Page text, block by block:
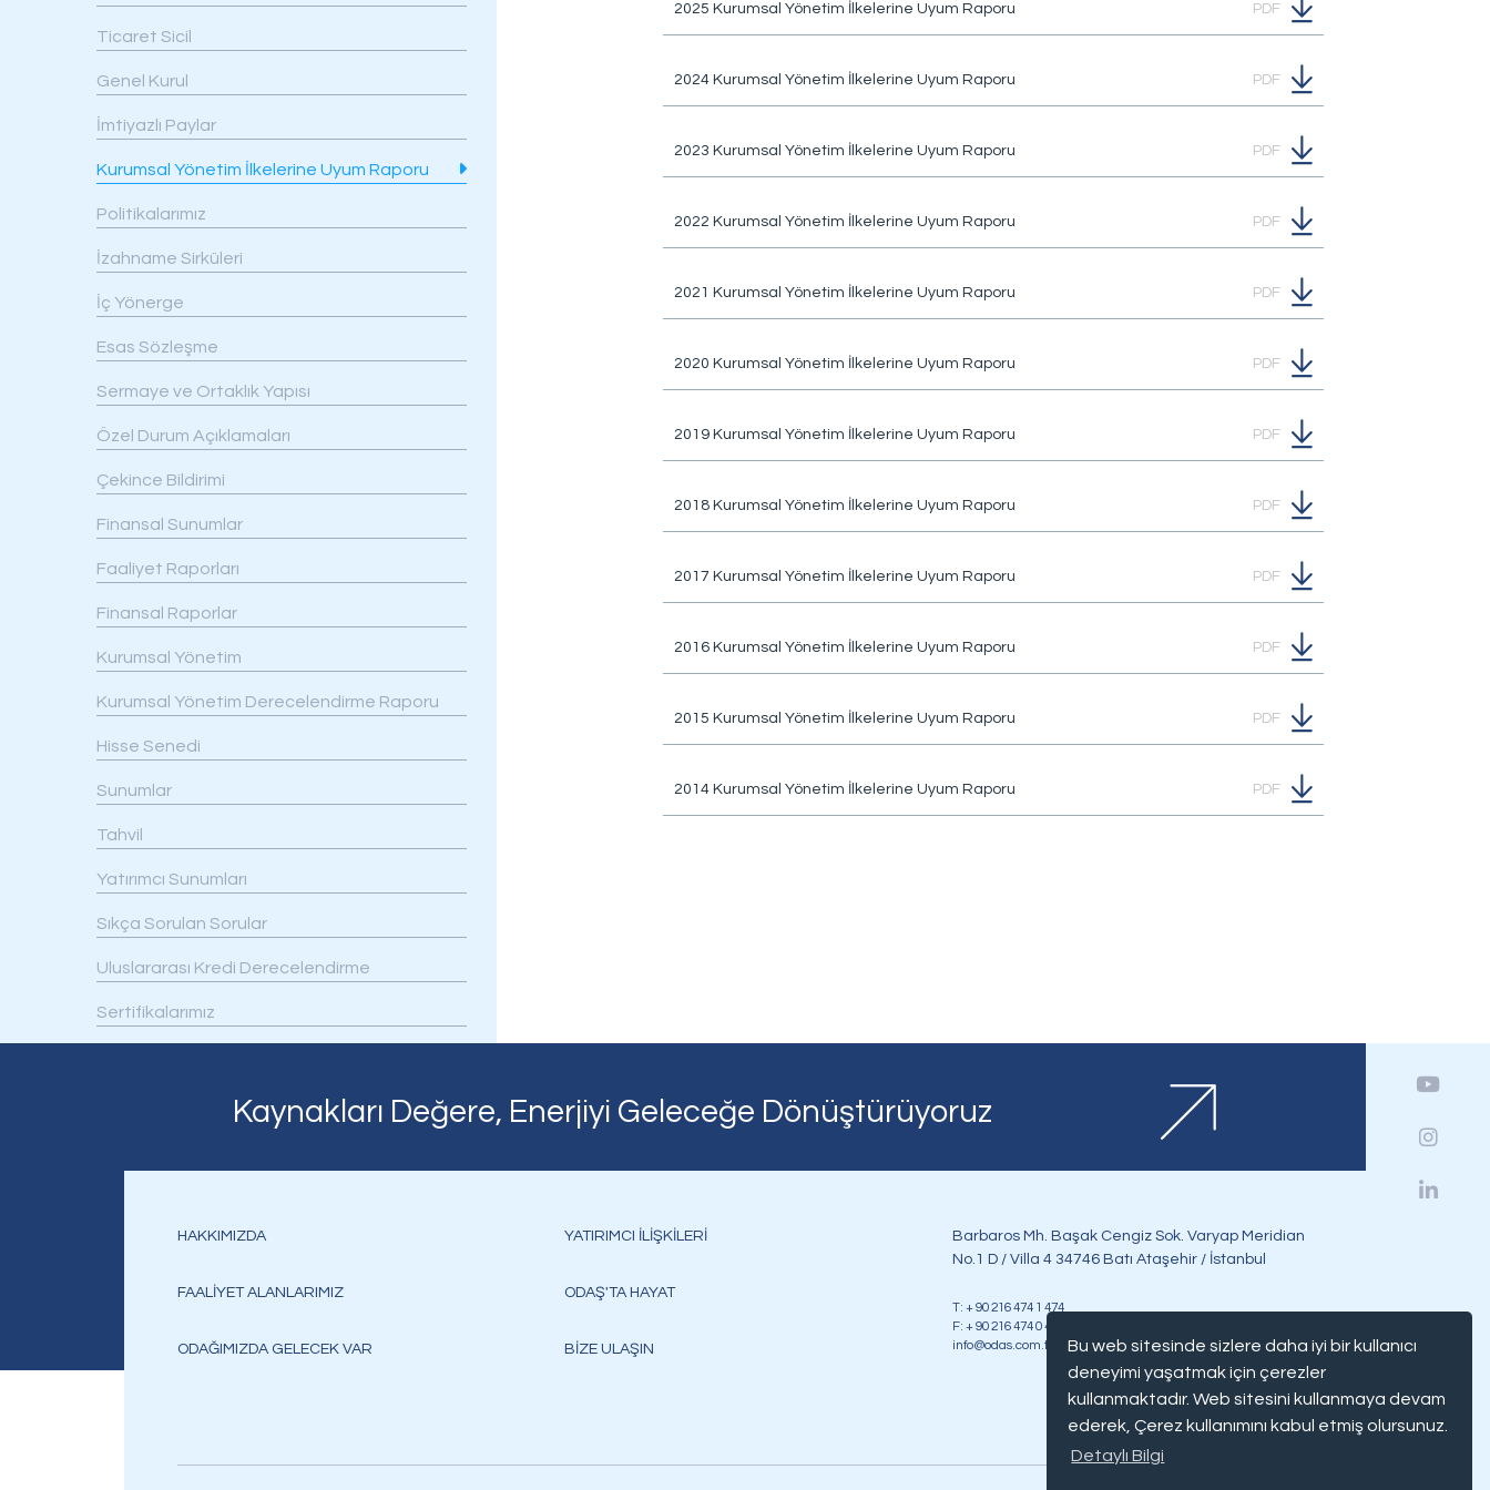
Bu web sitesinde sizlere daha iyi bir kullanıcı
deneyimi yaşatmak için çerezler
kullanmaktadır. Web sitesini kullanmaya devam
ederek, Çerez kullanımını kabul etmiş olursunuz.
Detaylı Bilgi
Odaş’ta
Ticaret Sicil
Genel Kurul
İmtiyazlı Paylar
Kurumsal Yönetim İlkelerine Uyum Raporu
Politikalarımız
İzahname Sirküleri
İç Yönerge
Esas Sözleşme
Sermaye ve Ortaklık Yapısı
Özel Durum Açıklamaları
Çekince Bildirimi
Finansal Sunumlar
Faaliyet Raporları
Finansal Raporlar
Kurumsal Yönetim
Kurumsal Yönetim Derecelendirme Raporu
Hisse Senedi
Sunumlar
Tahvil
Yatırımcı Sunumları
Sıkça Sorulan Sorular
Uluslararası Kredi Derecelendirme
Sertifikalarımız
2025 Kurumsal Yönetim İlkelerine Uyum Raporu PDF
2024 Kurumsal Yönetim İlkelerine Uyum Raporu PDF
2023 Kurumsal Yönetim İlkelerine Uyum Raporu PDF
2022 Kurumsal Yönetim İlkelerine Uyum Raporu PDF
2021 Kurumsal Yönetim İlkelerine Uyum Raporu PDF
2020 Kurumsal Yönetim İlkelerine Uyum Raporu PDF
2019 Kurumsal Yönetim İlkelerine Uyum Raporu PDF
2018 Kurumsal Yönetim İlkelerine Uyum Raporu PDF
2017 Kurumsal Yönetim İlkelerine Uyum Raporu PDF
2016 Kurumsal Yönetim İlkelerine Uyum Raporu PDF
2015 Kurumsal Yönetim İlkelerine Uyum Raporu PDF
2014 Kurumsal Yönetim İlkelerine Uyum Raporu PDF
Kaynakları Değere, Enerjiyi Geleceğe Dönüştürüyoruz
HAKKIMIZDA
FAALİYET ALANLARIMIZ
ODAĞIMIZDA GELECEK VAR
YATIRIMCI İLİŞKİLERİ
ODAŞ'TA HAYAT
BİZE ULAŞIN
Barbaros Mh. Başak Cengiz Sok. Varyap Meridian
No.1 D / Villa 4 34746 Batı Ataşehir / İstanbul
T: + 90 216 474 1 474
F: + 90 216 474 0 474
info@odas.com.tr